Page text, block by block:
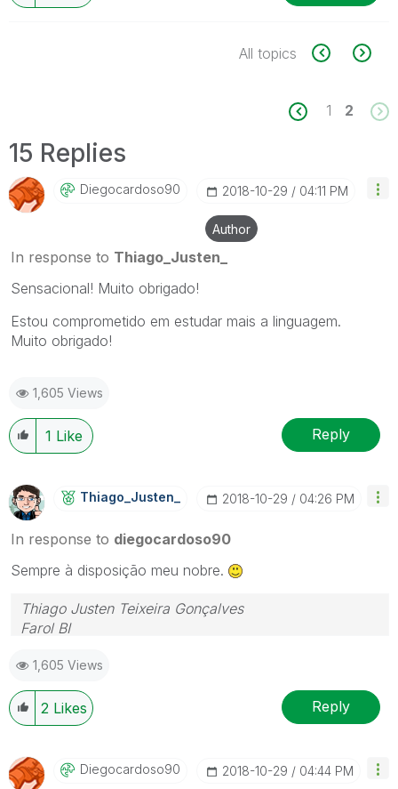
All topics
1 2
15 Replies
Diegocardoso90 ‎2018-10-29 04:11 PM
Author
In response to Thiago_Justen_
Sensacional! Muito obrigado!
Estou comprometido em estudar mais a linguagem.
Muito obrigado!
1,605 Views
1 Like Reply
Thiago_Justen_ ‎2018-10-29 04:26 PM
In response to diegocardoso90
Sempre à disposição meu nobre.
Thiago Justen Teixeira Gonçalves
Farol BI
Skype: justen.thiago
1,605 Views
2 Likes Reply
Diegocardoso90 ‎2018-10-29 04:44 PM